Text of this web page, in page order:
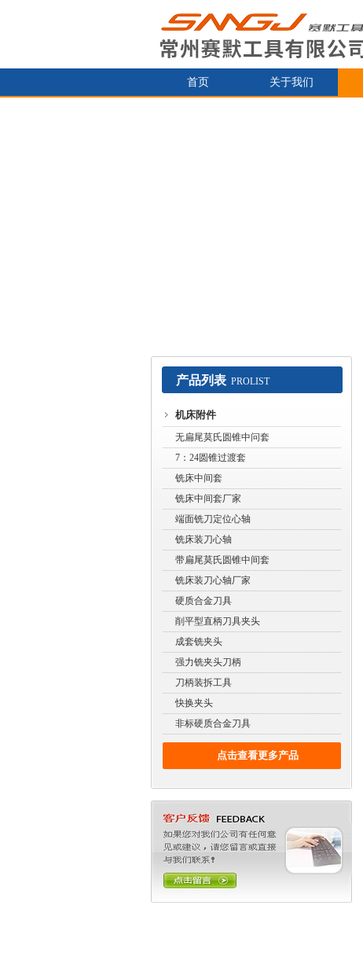
常州赛默工具有限公司
首页 关于我们
产品列表 PROLIST
机床附件
无扁尾莫氏圆锥中问套
7：24圆锥过渡套
铣床中间套
铣床中间套厂家
端面铣刀定位心轴
铣床装刀心轴
带扁尾莫氏圆锥中间套
铣床装刀心轴厂家
硬质合金刀具
削平型直柄刀具夹头
成套铣夹头
强力铣夹头刀柄
刀柄装拆工具
快换夹头
非标硬质合金刀具
点击查看更多产品